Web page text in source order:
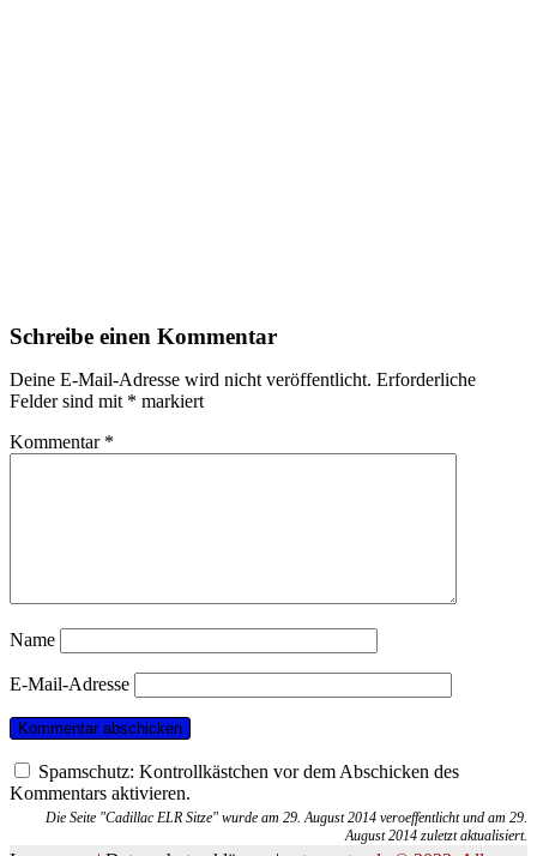
Schreibe einen Kommentar
Deine E-Mail-Adresse wird nicht veröffentlicht. Erforderliche
Felder sind mit * markiert
Kommentar *
Name
E-Mail-Adresse
Spamschutz: Kontrollkästchen vor dem Abschicken des
Kommentars aktivieren.
Die Seite "Cadillac ELR Sitze" wurde am 29. August 2014 veroeffentlicht und am 29.
August 2014 zuletzt aktualisiert.